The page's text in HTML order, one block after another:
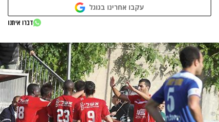
עקבו אחרינו בגוגל
דברו איתנו